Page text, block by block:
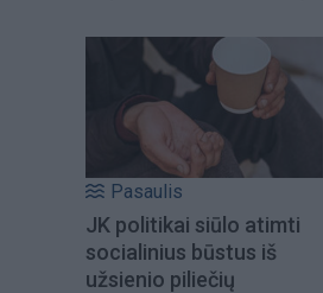
Pasaulis
JK politikai siūlo atimti
socialinius būstus iš
užsienio piliečių